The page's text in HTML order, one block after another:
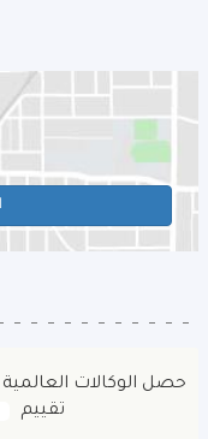
حصل الوكالات
تقييم